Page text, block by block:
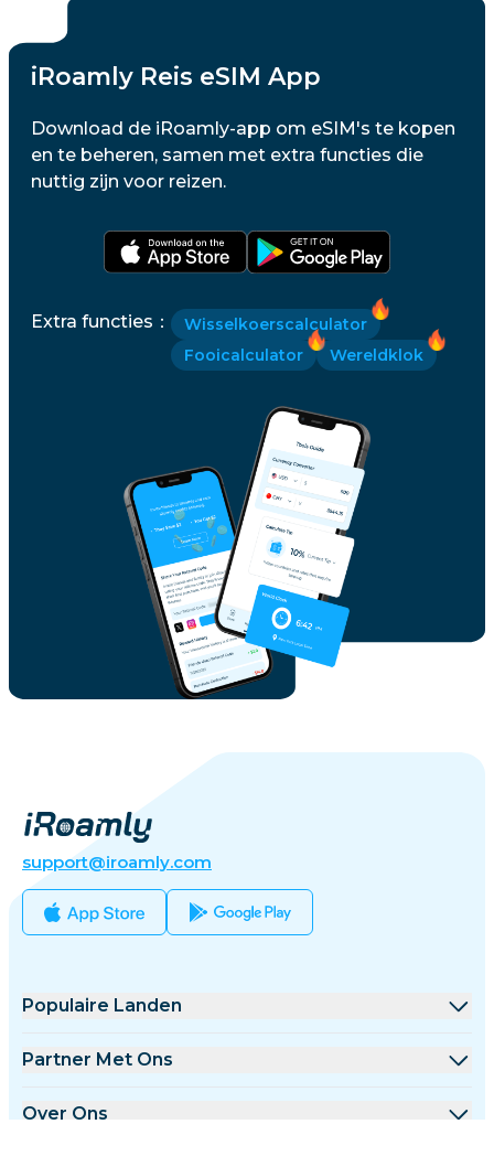
iRoamly Reis eSIM App
Download de iRoamly-app om eSIM's te kopen
en te beheren, samen met extra functies die
nuttig zijn voor reizen.
Extra functies ：
Wisselkoerscalculator
Fooicalculator
Wereldklok
support@iroamly.com
Populaire Landen
Verenigde Staten
Partner Met Ons
Groothandel Platform
Over Ons